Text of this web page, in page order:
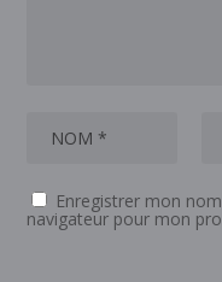
Enregistrer mon
navigateur pour mon